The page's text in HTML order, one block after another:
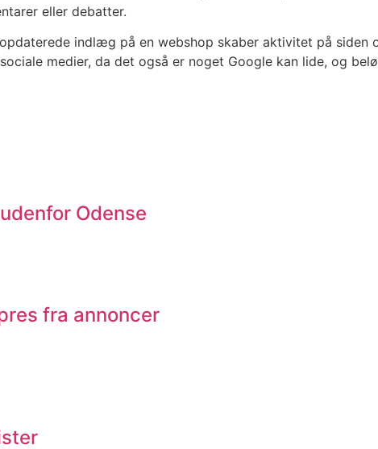
eller debatter.
indlæg på en webshop skaber aktivitet på
medier, da det også er noget Google kan lide, og
Odense
fra annoncer